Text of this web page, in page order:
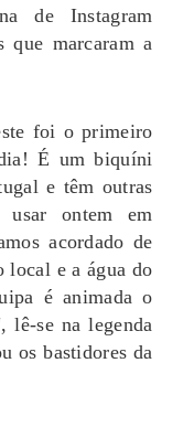
de Instagram
que marcaram a
foi o primeiro
É um biquíni
e têm outras
usar ontem em
acordado de
local e a água do
é animada o
lê-se na legenda
os bastidores da